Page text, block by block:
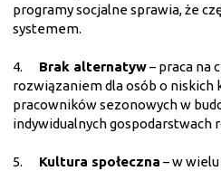
programy socjalne sprawia, że
systemem.
4. Brak alternatyw– praca na
rozwiązaniem dla osób o niskich
pracowników sezonowych w
indywidualnych gospodarstwach
5. Kultura społeczna – w